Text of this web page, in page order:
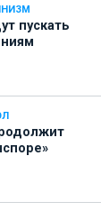
пускать